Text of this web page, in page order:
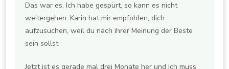
Das war es. Ich habe gespürt, so kann es nicht
weitergehen. Karin hat mir empfohlen, dich
aufzusuchen, weil du nach ihrer Meinung der Beste
sein sollst.
Jetzt ist es gerade mal drei Monate her und ich muss